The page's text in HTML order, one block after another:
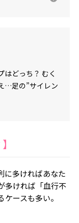
はどっち？ むく
…足の”サイレン
に多ければあなた
多ければ「血行不
ースも多い。